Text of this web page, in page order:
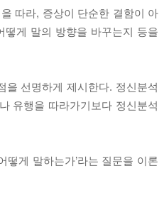
따라, 증상이 단순한 결함이 아
떻게 말의 방향을 바꾸는지 등을
을 선명하게 제시한다. 정신분석
유행을 따라가기보다 정신분석
게 말하는가’라는 질문을 이론